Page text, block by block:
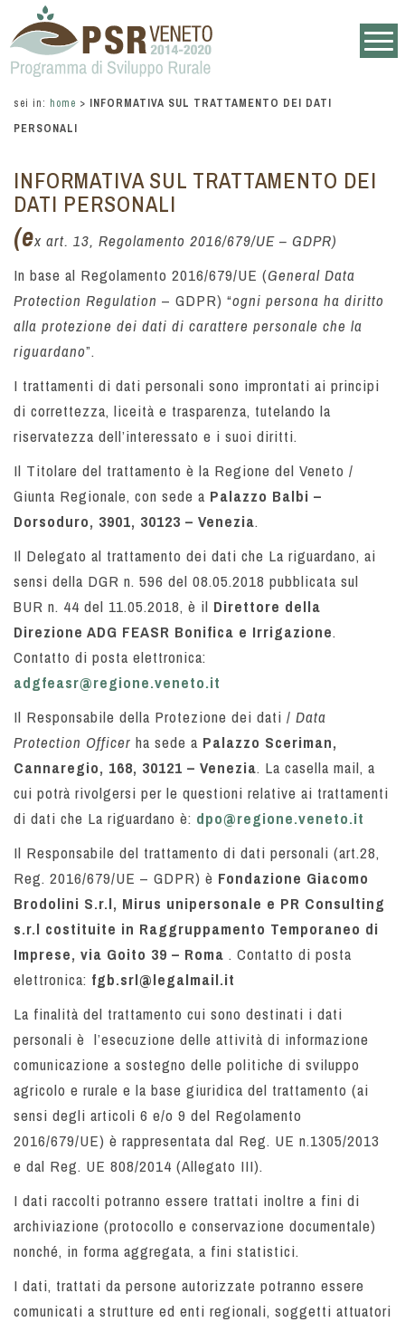
sei in: home > INFORMATIVA SUL TRATTAMENTO DEI DATI
PERSONALI
INFORMATIVA SUL TRATTAMENTO DEI
DATI PERSONALI
(ex art. 13, Regolamento 2016/679/UE – GDPR)
In base al Regolamento 2016/679/UE (General Data
Protection Regulation – GDPR) “ogni persona ha diritto
alla protezione dei dati di carattere personale che la
riguardano”.
I trattamenti di dati personali sono improntati ai principi
di correttezza, liceità e trasparenza, tutelando la
riservatezza dell’interessato e i suoi diritti.
Il Titolare del trattamento è la Regione del Veneto /
Giunta Regionale, con sede a Palazzo Balbi –
Dorsoduro, 3901, 30123 – Venezia.
Il Delegato al trattamento dei dati che La riguardano, ai
sensi della DGR n. 596 del 08.05.2018 pubblicata sul
BUR n. 44 del 11.05.2018, è il Direttore della
Direzione ADG FEASR Bonifica e Irrigazione.
Contatto di posta elettronica:
adgfeasr@regione.veneto.it
Il Responsabile della Protezione dei dati / Data
Protection Officer ha sede a Palazzo Sceriman,
Cannaregio, 168, 30121 – Venezia. La casella mail, a
cui potrà rivolgersi per le questioni relative ai trattamenti
di dati che La riguardano è: dpo@regione.veneto.it
Il Responsabile del trattamento di dati personali (art.28,
Reg. 2016/679/UE – GDPR) è Fondazione Giacomo
Brodolini S.r.l, Mirus unipersonale e PR Consulting
s.r.l costituite in Raggruppamento Temporaneo di
Imprese, via Goito 39 – Roma . Contatto di posta
elettronica: fgb.srl@legalmail.it
La finalità del trattamento cui sono destinati i dati
personali è l’esecuzione delle attività di informazione
comunicazione a sostegno delle politiche di sviluppo
agricolo e rurale e la base giuridica del trattamento (ai
sensi degli articoli 6 e/o 9 del Regolamento
2016/679/UE) è rappresentata dal Reg. UE n.1305/2013
e dal Reg. UE 808/2014 (Allegato III).
I dati raccolti potranno essere trattati inoltre a fini di
archiviazione (protocollo e conservazione documentale)
nonché, in forma aggregata, a fini statistici.
I dati, trattati da persone autorizzate potranno essere
comunicati a strutture ed enti regionali, soggetti attuatori